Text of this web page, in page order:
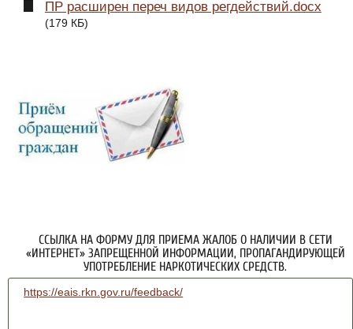
ПР расширен переч видов регдействий.docx
(179 КБ)
ССЫЛКА НА ФОРМУ ДЛЯ ПРИЕМА ЖАЛОБ О НАЛИЧИИ В СЕТИ
«ИНТЕРНЕТ» ЗАПРЕЩЕННОЙ ИНФОРМАЦИИ, ПРОПАГАНДИРУЮЩЕЙ
УПОТРЕБЛЕНИЕ НАРКОТИЧЕСКИХ СРЕДСТВ.
https://eais.rkn.gov.ru/feedback/